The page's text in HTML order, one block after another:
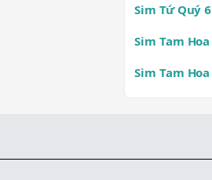
Sim Tứ Quý 6
Sim Tam
Sim Tam